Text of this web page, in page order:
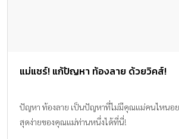
แม่แชร์! แก้ปัญหา ท้องลาย ด้วยวิคส์!
ปัญหา ท้องลาย เป็นปัญหาที่ไม่มีคุณแม่คนไหนอ
สุดง่ายของคุณแม่ท่านหนึ่งได้ที่นี่!